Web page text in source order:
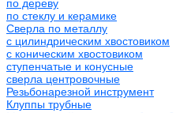
по дереву
по стеклу и керамике
Сверла по металлу
c цилиндрическим хвостовиком
c коническим хвостовиком
cтупенчатые и конусные
сверла центровочные
Резьбонарезной инструмент
Клуппы трубные